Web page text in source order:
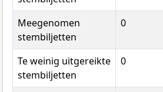
Meegenomen
stembiljetten
0
Te weinig uitgereikte
stembiljetten
0